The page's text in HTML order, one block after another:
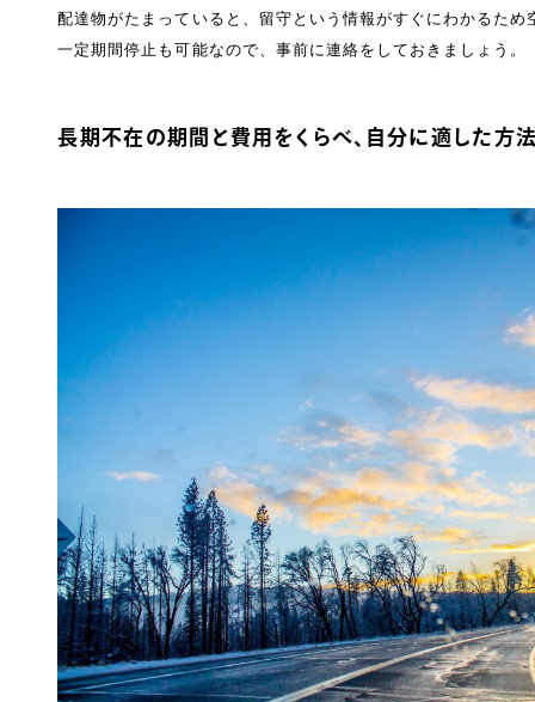
配達物がたまっていると、留守という情報がすぐにわかるため
一定期間停止も可能なので、事前に連絡をしておきましょう。
長期不在の期間と費用をくらべ、自分に適した方